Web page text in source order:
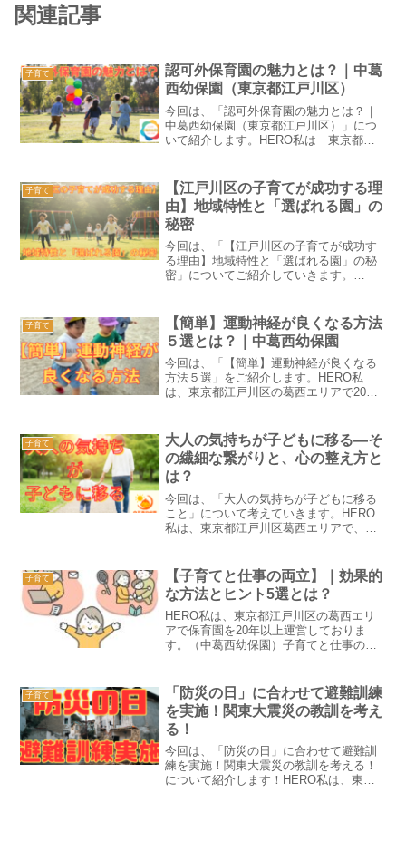
関連記事
子育て
認可外保育園の魅力とは？｜中葛
西幼保園（東京都江戸川区）
今回は、「認可外保育園の魅力とは？｜
中葛西幼保園（東京都江戸川区）」につ
いて紹介します。HERO私は 東京都江
世帯の増加に伴い、保育園の需要が高ま
っています。しかし、...
子育て
【江戸川区の子育てが成功する理
由】地域特性と「選ばれる園」の
秘密
今回は、「【江戸川区の子育てが成功す
る理由】地域特性と「選ばれる園」の秘
密」についてご紹介していきます。
ております。日本全国、子育てのしやす
い地域はあるかと思います...
子育て
【簡単】運動神経が良くなる方法
５選とは？｜中葛西幼保園
今回は、「【簡単】運動神経が良くなる
方法５選」をご紹介します。HERO私
は、東京都江戸川区の葛西エリアで20年
いる園児さんの活動・取り組みや「運動
神経の疑問」についても...
子育て
大人の気持ちが子どもに移る―そ
の繊細な繋がりと、心の整え方と
は？
今回は、「大人の気持ちが子どもに移る
こと」について考えていきます。HERO
私は、東京都江戸川区葛西エリアで、中
情がそのまま子どもに伝わったかも」と
ハッとする瞬間はありま...
子育て
【子育てと仕事の両立】｜効果的
な方法とヒント5選とは？
HERO私は、東京都江戸川区の葛西エリ
アで保育園を20年以上運営しておりま
す。（中葛西幼保園）子育てと仕事の両
やキャリアを追求することは容易ではあ
りませんが、十分に計画...
子育て
「防災の日」に合わせて避難訓練
を実施！関東大震災の教訓を考え
る！
今回は、「防災の日」に合わせて避難訓
練を実施！関東大震災の教訓を考える！
について紹介します！HERO私は、東京